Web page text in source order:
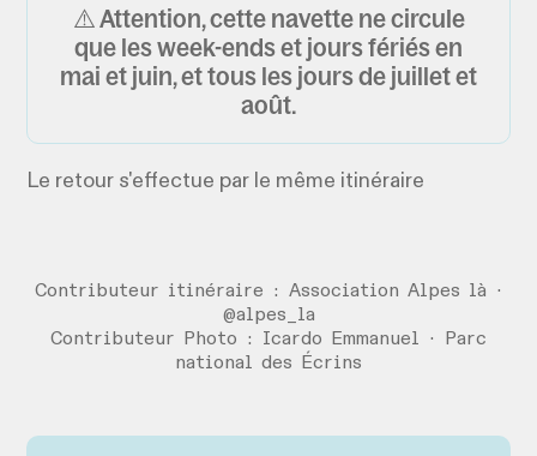
⚠️ Attention, cette navette ne circule
que les week-ends et jours fériés en
mai et juin, et tous les jours de juillet et
août.
Le retour s'effectue par le même itinéraire
Contributeur itinéraire : Association Alpes là ·
@alpes_la
Contributeur Photo : Icardo Emmanuel · Parc
national des Écrins